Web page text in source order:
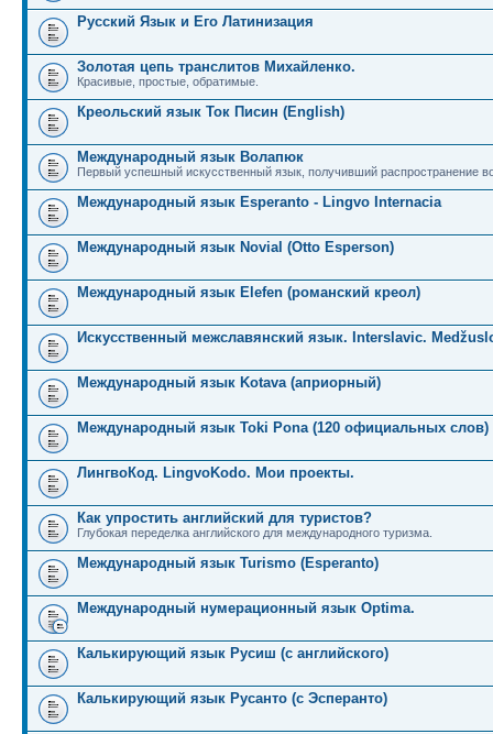
Русский Язык и Его Латинизация
Золотая цепь транслитов Михайленко.
Красивые, простые, обратимые.
Креольский язык Ток Писин (English)
Международный язык Волапюк
Первый успешный искусственный язык, получивший распространение
Международный язык Esperanto - Lingvo Internacia
Международный язык Novial (Otto Esperson)
Международный язык Elefen (романский креол)
Искусственный межславянский язык. Interslavic.
Международный язык Kotava (априорный)
Международный язык Toki Pona (120 официальных слов)
ЛингвоКод. LingvoKodo. Мои проекты.
Как упростить английский для туристов?
Глубокая переделка английского для международного туризма.
Международный язык Turismo (Esperanto)
Международный нумерационный язык Optima.
Калькирующий язык Русиш (с английского)
Калькирующий язык Русанто (с Эсперанто)